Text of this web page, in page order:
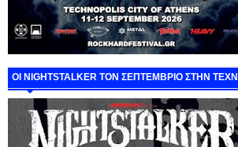
ΟΙ NIGHTSTALKER ΤΟΝ ΣΕΠΤΕΜΒΡΙΟ ΣΤΗΝ